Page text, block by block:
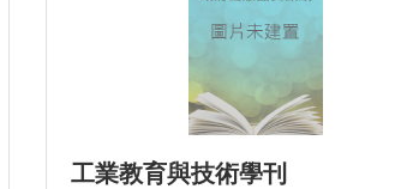
工業教育與技術學刊